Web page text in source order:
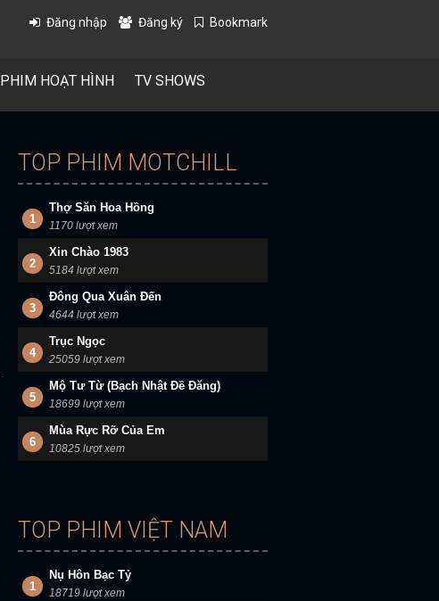
Đăng nhập Đăng ký Bookmark
PHIM HOẠT HÌNH TV SHOWS
TOP PHIM MOTCHILL
1
Thợ Săn Hoa Hồng
1170 lượt xem
2
Xin Chào 1983
5184 lượt xem
3
Đông Qua Xuân Đến
4644 lượt xem
4
Trục Ngọc
25059 lượt xem
5
Mộ Tư Từ (Bạch Nhật Đề Đăng)
18699 lượt xem
6
Mùa Rực Rỡ Của Em
10825 lượt xem
TOP PHIM VIỆT NAM
1
Nụ Hôn Bạc Tỷ
18719 lượt xem